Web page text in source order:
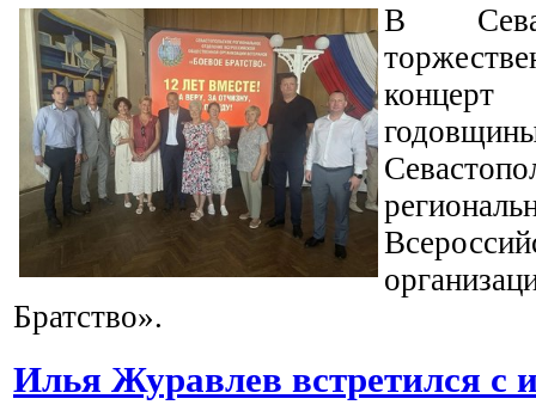
В
Братство».
Илья Журавлев встретился с